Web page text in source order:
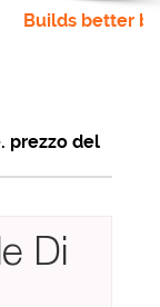
Builds better
prezzo del
Di